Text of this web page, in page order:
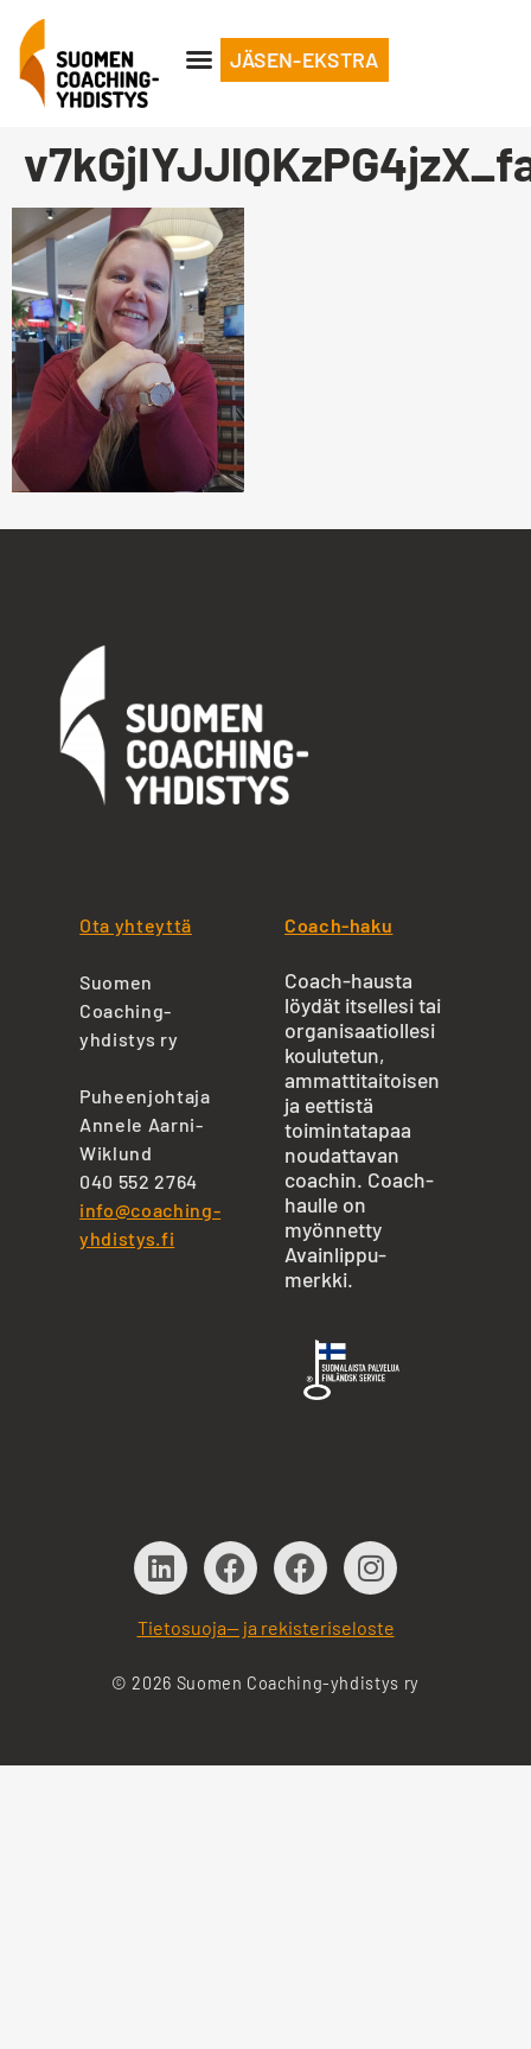
JÄSEN-EKSTRA
Ota yhteyttä
Suomen
Coaching-
yhdistys ry
Puheenjohtaja
Annele Aarni-
Wiklund
040 552 2764
info@coaching-
yhdistys.fi
Coach-haku
Coach-hausta
löydät itsellesi tai
organisaatiollesi
koulutetun,
ammattitaitoisen
ja eettistä
toimintatapaa
noudattavan
coachin. Coach-
haulle on
myönnetty
Avainlippu-
merkki.
Tietosuoja— ja rekisteriseloste
© 2026 Suomen Coaching-yhdistys ry